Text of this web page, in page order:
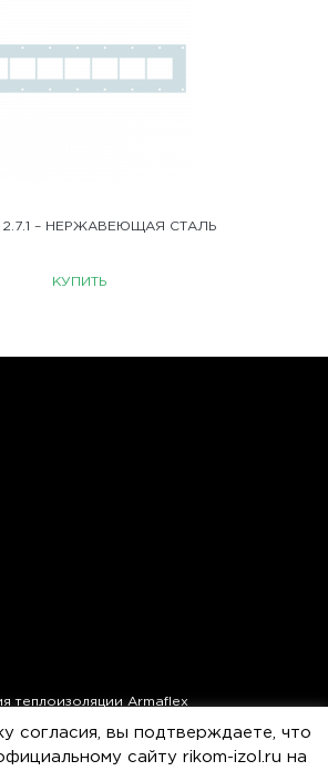
– НЕРЖАВЕЮЩАЯ СТАЛЬ
КУПИТЬ
теплоизоляции Armaflex
согласия, вы подтверждаете, что
сайту rikom-izol.ru на